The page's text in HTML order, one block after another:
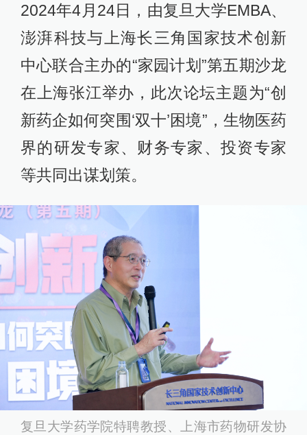
2024年4月24日，由复旦大学EMBA、
澎湃科技与上海长三角国家技术创新
中心联合主办的“家园计划”第五期沙龙
在上海张江举办，此次论坛主题为“创
新药企如何突围‘双十’困境”，生物医药
界的研发专家、财务专家、投资专家
等共同出谋划策。
复旦大学药学院特聘教授、上海市药物研发协